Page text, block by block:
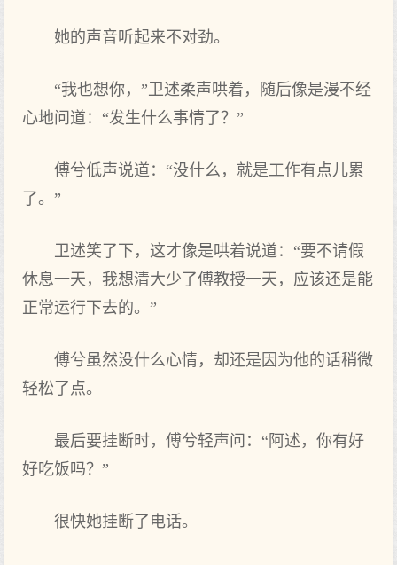
她的声音听起来不对劲。
“我也想你，”卫述柔声哄着，随后像是漫不经
心地问道：“发生什么事情了？”
傅兮低声说道：“没什么，就是工作有点儿累
了。”
卫述笑了下，这才像是哄着说道：“要不请假
休息一天，我想清大少了傅教授一天，应该还是能
正常运行下去的。”
傅兮虽然没什么心情，却还是因为他的话稍微
轻松了点。
最后要挂断时，傅兮轻声问：“阿述，你有好
好吃饭吗？”
很快她挂断了电话。